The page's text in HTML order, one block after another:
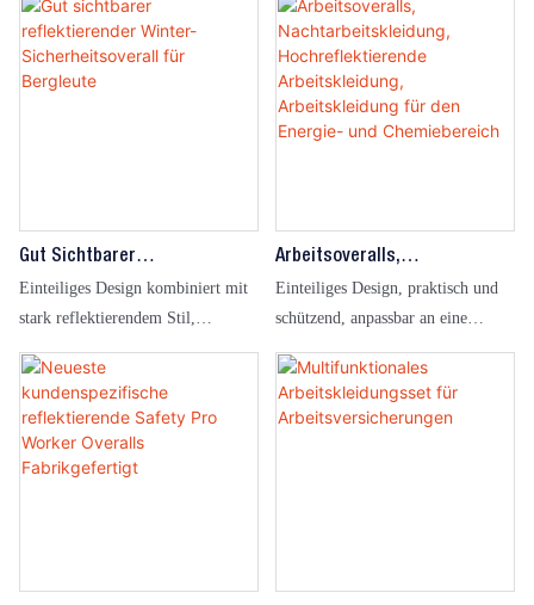
Baustellen
Verbesserung der Sichtbarkeit bei
Nacht, zur Gewährleistung der
Sicherheit bei Arbeiten im Freien
Bewegungsfreiheit und
umfassender Schutz. Geeignet für
Industrie, Technik und andere
schweißbezogene Szenarien.
Gut Sichtbarer
Reflektierender Winter-
Sicherheitsoverall Für
Einteiliges Design kombiniert mit
stark reflektierendem Stil,
geeignet für Bergbauumgebungen
im Winter, geeignet für Logistik,
Bergbau und andere
Betriebsszenarien.
Arbeitsoveralls,
Nachtarbeitskleidung,
Hochreflektierende
Arbeitskleidung Für Den
Energie- Und Chemiebereich
Einteiliges Design, praktisch und
schützend, anpassbar an eine
Kleidung für den Job, geeignet für
Operationen mit mehreren